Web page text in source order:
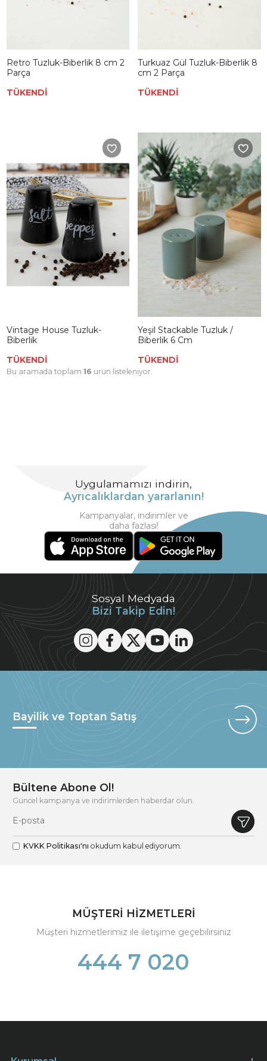
Retro Tuzluk-Biberlik 8 cm 2
Parça
TÜKENDİ
Turkuaz Gül Tuzluk-Biberlik 8
cm 2 Parça
TÜKENDİ
Vintage House Tuzluk-
Biberlik
TÜKENDİ
Yeşil Stackable Tuzluk /
Biberlik 6 Cm
TÜKENDİ
Bu aramada toplam 16 ürün listeleniyor.
Sosyal Medyada
Bizi Takip Edin!
Uygulamamızı indirin,
Ayrıcalıklardan yararlanın!
Kampanyalar, indirimler ve
daha fazlası!
Bayilik ve Toptan Satış
Bültene Abone Ol!
Güncel kampanya ve indirimlerden haberdar olun.
KVKK Politikası'nı okudum kabul ediyorum.
MÜŞTERİ HİZMETLERİ
Müşteri hizmetlerimiz ile iletişime geçebilirsiniz
444 7 020